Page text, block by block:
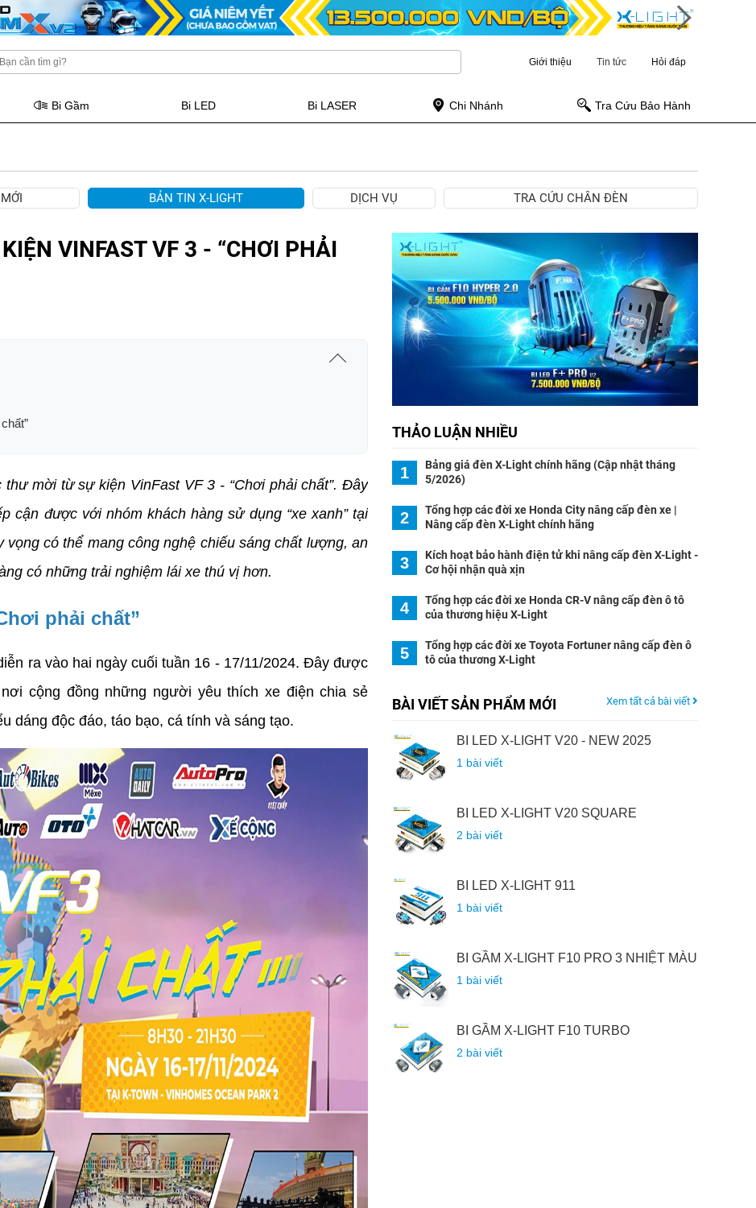
Giới thiệu Tin tức Hỏi đáp
Bi Gầm Bi LED Bi LASER Chi Nhánh Tra Cứu Bảo Hành
BẢN TIN X-LIGHT DỊCH VỤ TRA CỨU CHÂN ĐÈN
VINFAST VF 3 - “CHƠI PHẢI
mời từ sự kiện VinFast VF 3 - “Chơi phải chất”. Đây
cận được với nhóm khách hàng sử dụng “xe xanh” tại
có thể mang công nghệ chiếu sáng chất lượng, an
có những trải nghiệm lái xe thú vị hơn.
phải chất”
ra vào hai ngày cuối tuần 16 - 17/11/2024. Đây được
cộng đồng những người yêu thích xe điện chia sẻ
dáng độc đáo, táo bạo, cá tính và sáng tạo.
THẢO LUẬN NHIỀU
1
Bảng giá đèn X-Light chính hãng (Cập nhật tháng
5/2026)
2
Tổng hợp các đời xe Honda City nâng cấp đèn xe |
Nâng cấp đèn X-Light chính hãng
3
Kích hoạt bảo hành điện tử khi nâng cấp đèn X-Light -
Cơ hội nhận quà xịn
4
Tổng hợp các đời xe Honda CR-V nâng cấp đèn ô tô
của thương hiệu X-Light
5
Tổng hợp các đời xe Toyota Fortuner nâng cấp đèn ô
tô của thương X-Light
BÀI VIẾT SẢN PHẨM MỚI Xem tất cả bài viết
BI LED X-LIGHT V20 - NEW 2025
1 bài viết
BI LED X-LIGHT V20 SQUARE
2 bài viết
BI LED X-LIGHT 911
1 bài viết
BI GẦM X-LIGHT F10 PRO 3 NHIỆT MÀU
1 bài viết
BI GẦM X-LIGHT F10 TURBO
2 bài viết